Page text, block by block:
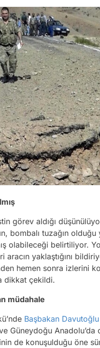
görev aldığı
bombalı tuzağın
olabileceği belirtiliyor.
aracın yaklaştığını
hemen sonra izlerini
dikkat çekildi.
müdahale
Başbakan Davutoğlu
Güneydoğu
de konuşulduğu öne